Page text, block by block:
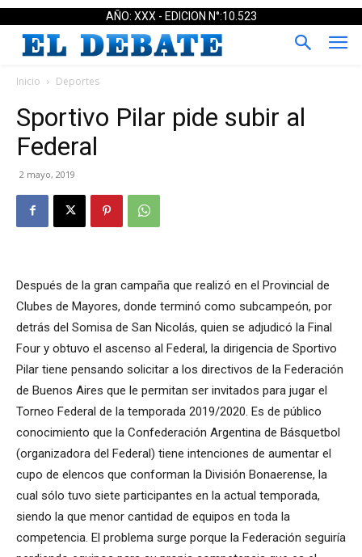
AÑO: XXX - EDICION N°:10.523
Inicio Deportes
Sportivo Pilar pide subir al
Federal
2 mayo, 2019
Después de la gran campaña que realizó en el Provincial de
Clubes de Mayores, donde terminó como subcampeón, por
detrás del Somisa de San Nicolás, quien se adjudicó la Final
Four y obtuvo el ascenso al Federal, la dirigencia de Sportivo
Pilar tiene pensando solicitar a los directivos de la Federación
de Buenos Aires que le permitan ser invitados para jugar el
Torneo Federal de la temporada 2019/2020. Es de público
conocimiento que la Confederación Argentina de Básquetbol
(organizadora del Federal) tiene intenciones de aumentar el
cupo de elencos que conforman la División Bonaerense, la
cual sólo tuvo siete participantes en la actual temporada,
siendo la que menor cantidad de equipos en toda la
competencia. El problema surge porque la Federación seguiría